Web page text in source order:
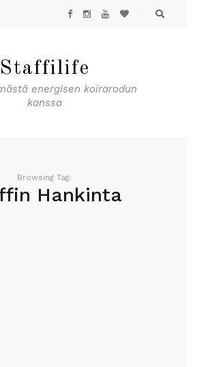
Staffilife
energisen koirarodun
kanssa
Browsing Tag:
Hankinta